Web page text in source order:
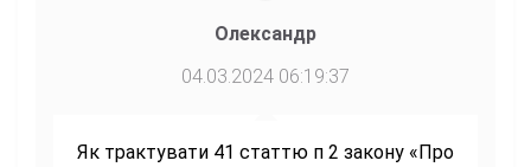
Олександр
04.03.2024 06:19:37
Як трактувати 41 статтю п 2 закону «Про